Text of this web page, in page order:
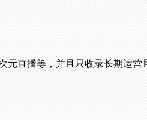
直播等，并且只收录长期运